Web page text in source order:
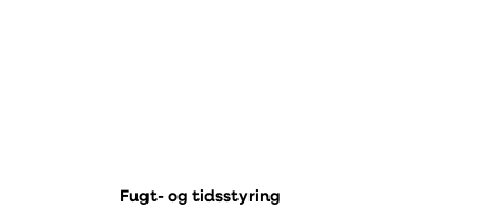
Fugt- og tidsstyring